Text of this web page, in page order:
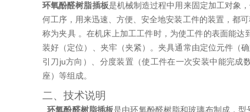
环氧酚醛树脂插板是机械制造过程中用来固定加工对象
何工序，用来迅速、方便、安全地安装工件的装置，都
称为夹具 。在机床上加工工件时，为使工件的表面能
装好（定位）、夹牢（夹紧）。夹具通常由定位元件（
引刀ju方向）、分度装置（使工件在一次安装中能完成
座）等组成。
二、技术说明
环氧酚醛树脂插板是由环氧酚醛树脂和玻璃布制成，